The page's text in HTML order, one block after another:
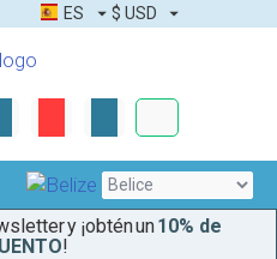
ES $ USD
y ¡obtén un10% de
!